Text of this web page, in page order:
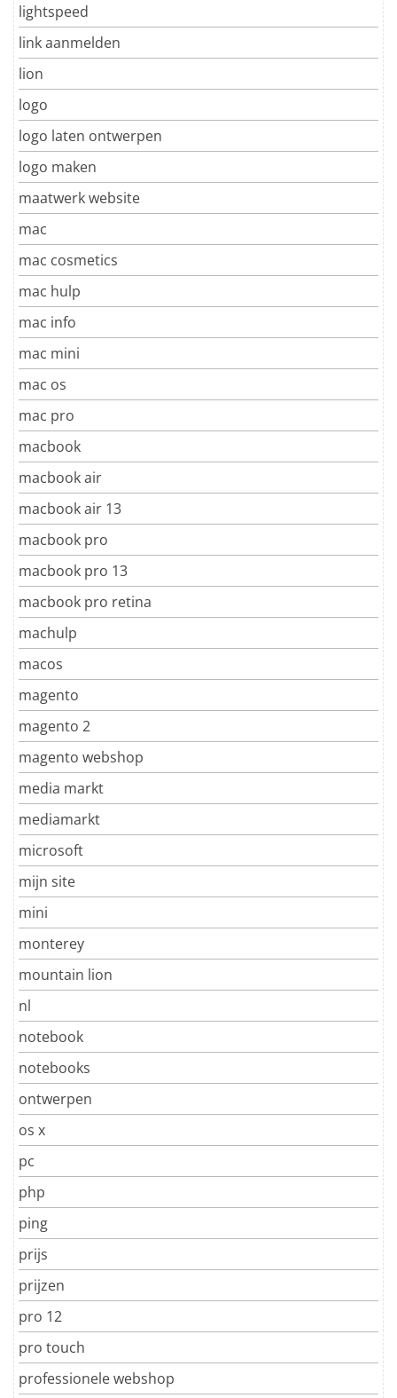
lightspeed
link aanmelden
lion
logo
logo laten ontwerpen
logo maken
maatwerk website
mac
mac cosmetics
mac hulp
mac info
mac mini
mac os
mac pro
macbook
macbook air
macbook air 13
macbook pro
macbook pro 13
macbook pro retina
machulp
macos
magento
magento 2
magento webshop
media markt
mediamarkt
microsoft
mijn site
mini
monterey
mountain lion
nl
notebook
notebooks
ontwerpen
os x
pc
php
ping
prijs
prijzen
pro 12
pro touch
professionele webshop